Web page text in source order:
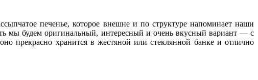
печенье, которое внешне и по структуре напоминает наши
мы будем оригинальный, интересный и очень вкусный вариант— с
прекрасно хранится в жестяной или стеклянной банке и отлично